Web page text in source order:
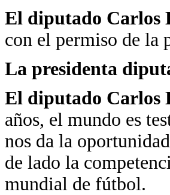
El diputado Carlos
con el permiso de la
La presidenta
El diputado Carlos
años, el mundo es
nos da la
de lado la
mundial de fútbol.